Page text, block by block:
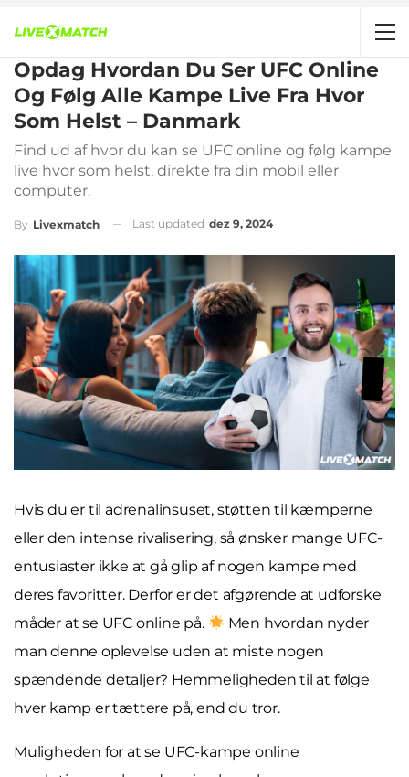
Opdag Hvordan Du Ser UFC Online
Og Følg Alle Kampe Live Fra Hvor
Som Helst – Danmark
Find ud af hvor du kan se UFC online og følg kampe
live hvor som helst, direkte fra din mobil eller
computer.
By Livexmatch Last updated dez 9, 2024
Hvis du er til adrenalinsuset, støtten til kæmperne
eller den intense rivalisering, så ønsker mange UFC-
entusiaster ikke at gå glip af nogen kampe med
deres favoritter. Derfor er det afgørende at udforske
måder at se UFC online på.
Men hvordan nyder
man denne oplevelse uden at miste nogen
spændende detaljer? Hemmeligheden til at følge
hver kamp er tættere på, end du tror.
Muligheden for at se UFC-kampe online